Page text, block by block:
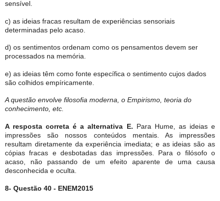
sensível.
c) as ideias fracas resultam de experiências sensoriais
determinadas pelo acaso.
d) os sentimentos ordenam como os pensamentos devem ser
processados na memória.
e) as ideias têm como fonte específica o sentimento cujos dados
são colhidos empíricamente.
A questão envolve filosofia moderna, o Empirismo, teoria do
conhecimento, etc.
A resposta correta é a alternativa E. Para Hume, as ideias e
impressões são nossos conteúdos mentais. As impressões
resultam diretamente da experiência imediata; e as ideias são as
cópias fracas e desbotadas das impressões. Para o filósofo o
acaso, não passando de um efeito aparente de uma causa
desconhecida e oculta.
8- Questão 40 - ENEM2015